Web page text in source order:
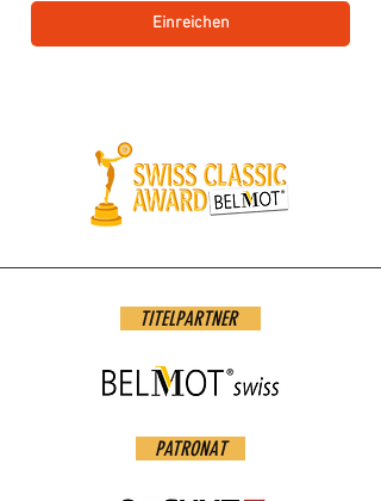
Einreichen
TITELPARTNER
PATRONAT